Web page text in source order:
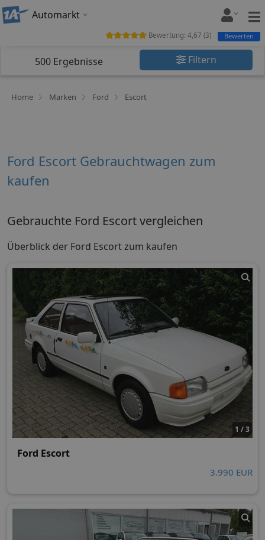
Automarkt
500 Ergebnisse Filtern
Home Marken Ford Escort
Bewertung: 4,67 (3) Bewerten
Ford Escort Gebrauchtwagen zum
kaufen
Gebrauchte Ford Escort vergleichen
Überblick der Ford Escort zum kaufen
1 / 3
Ford Escort
3.990 EUR